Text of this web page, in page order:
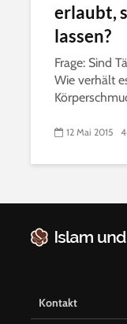
erlaubt,
lassen?
Frage: Sind
Wie verhält
12 Mai 2015
Kontakt